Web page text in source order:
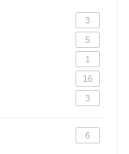
3
5
1
16
3
6